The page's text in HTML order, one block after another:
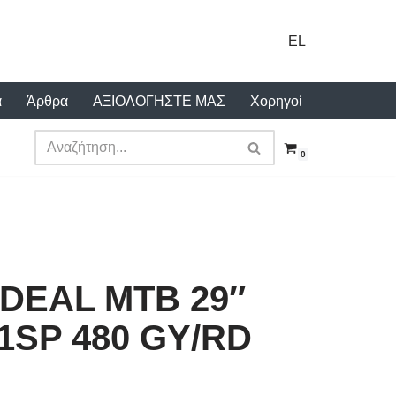
EL
Άρθρα ΑΞΙΟΛΟΓΗΣΤΕ ΜΑΣ Χορηγοί
0
MTB 29″
480 GY/RD